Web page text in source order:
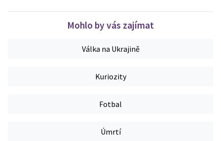
Mohlo by vás zajímat
Válka na Ukrajině
Kuriozity
Fotbal
Úmrtí